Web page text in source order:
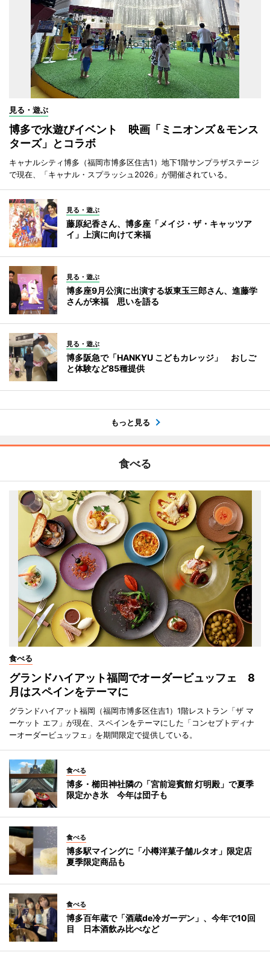
見る・遊ぶ
博多で水遊びイベント 映画「ミニオンズ＆モンス
ターズ」とコラボ
キャナルシティ博多（福岡市博多区住吉1）地下1階サンプラザステージ
で現在、「キャナル・スプラッシュ2026」が開催されている。
見る・遊ぶ
藤原紀香さん、博多座「メイジ・ザ・キャッツア
イ」上演に向けて来福
見る・遊ぶ
博多座9月公演に出演する坂東玉三郎さん、進藤学
さんが来福 思いを語る
見る・遊ぶ
博多阪急で「HANKYU こどもカレッジ」 おしご
と体験など85種提供
もっと見る
食べる
食べる
グランドハイアット福岡でオーダービュッフェ 8
月はスペインをテーマに
グランドハイアット福岡（福岡市博多区住吉1）1階レストラン「ザ マ
ーケット エフ」が現在、スペインをテーマにした「コンセプトディナ
ーオーダービュッフェ」を期間限定で提供している。
食べる
博多・櫛田神社隣の「宮前迎賓館 灯明殿」で夏季
限定かき氷 今年は団子も
食べる
博多駅マイングに「小樽洋菓子舗ルタオ」限定店
夏季限定商品も
食べる
博多百年蔵で「酒蔵de冷ガーデン」、今年で10回
目 日本酒飲み比べなど